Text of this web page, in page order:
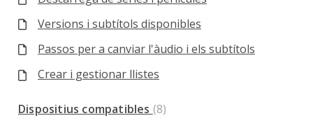
Versions i subtítols disponibles
Passos per a canviar l'àudio i els subtítols
Crear i gestionar llistes
Dispositius compatibles 8